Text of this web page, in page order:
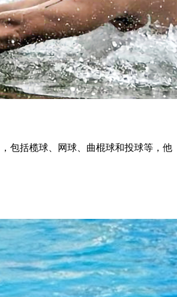
， 包括榄球、网球、曲棍球和投球等，他